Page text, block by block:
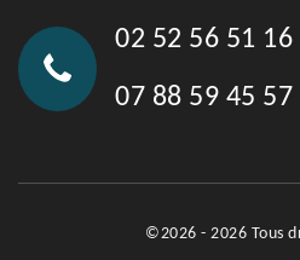
02 52 56 51 16
07 88 59 45 57
©2026 - 2026 Tous